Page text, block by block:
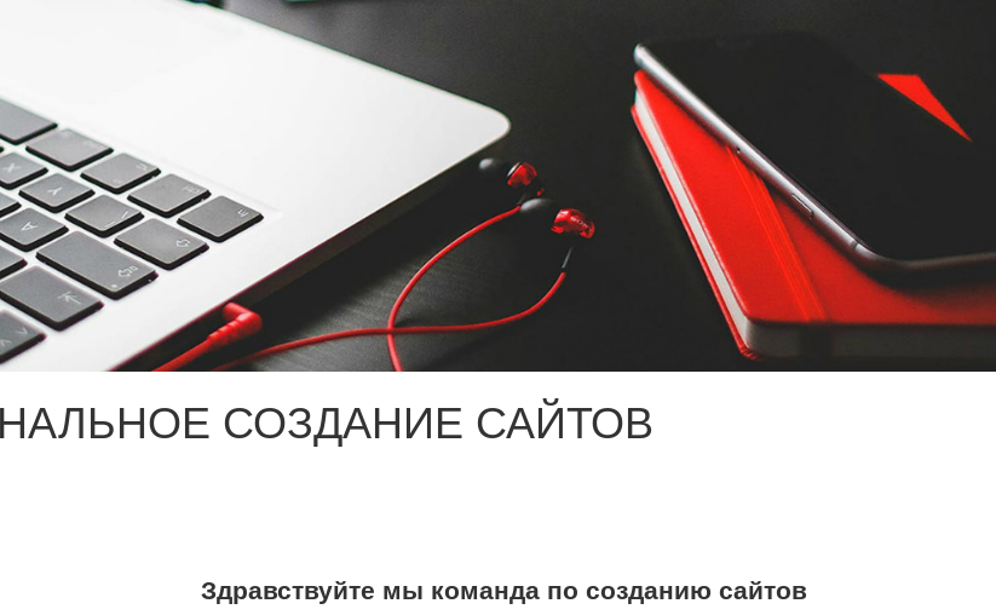
СОЗДАНИЕ САЙТОВ
Здравствуйте мы команда по созданию сайтов